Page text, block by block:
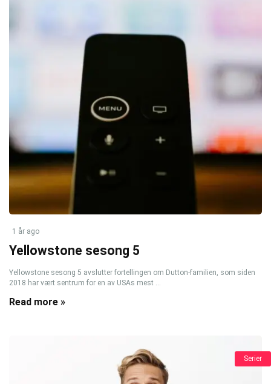
1 år ago
Yellowstone sesong 5
Yellowstone sesong 5 avslutter fortellingen om Dutton-familien, som siden
2018 har vært sentrum for en av USAs mest ...
Read more »
Serier